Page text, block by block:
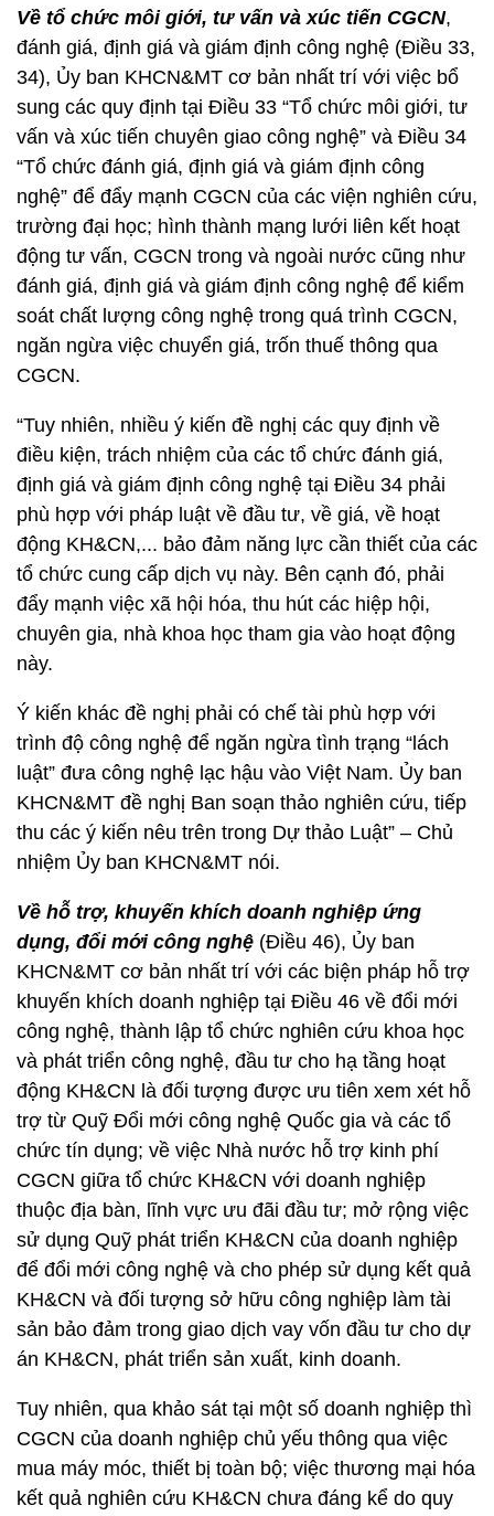
Về tổ chức môi giới, tư vấn và xúc tiến CGCN,
đánh giá, định giá và giám định công nghệ (Điều 33,
34), Ủy ban KHCN&MT cơ bản nhất trí với việc bổ
sung các quy định tại Điều 33 “Tổ chức môi giới, tư
vấn và xúc tiến chuyên giao công nghệ” và Điều 34
“Tổ chức đánh giá, định giá và giám định công
nghệ” để đẩy mạnh CGCN của các viện nghiên cứu,
trường đại học; hình thành mạng lưới liên kết hoạt
động tư vấn, CGCN trong và ngoài nước cũng như
đánh giá, định giá và giám định công nghệ để kiểm
soát chất lượng công nghệ trong quá trình CGCN,
ngăn ngừa việc chuyển giá, trốn thuế thông qua
CGCN.
“Tuy nhiên, nhiều ý kiến đề nghị các quy định về
điều kiện, trách nhiệm của các tổ chức đánh giá,
định giá và giám định công nghệ tại Điều 34 phải
phù hợp với pháp luật về đầu tư, về giá, về hoạt
động KH&CN,... bảo đảm năng lực cần thiết của các
tổ chức cung cấp dịch vụ này. Bên cạnh đó, phải
đẩy mạnh việc xã hội hóa, thu hút các hiệp hội,
chuyên gia, nhà khoa học tham gia vào hoạt động
này.
Ý kiến khác đề nghị phải có chế tài phù hợp với
trình độ công nghệ để ngăn ngừa tình trạng “lách
luật” đưa công nghệ lạc hậu vào Việt Nam. Ủy ban
KHCN&MT đề nghị Ban soạn thảo nghiên cứu, tiếp
thu các ý kiến nêu trên trong Dự thảo Luật” – Chủ
nhiệm Ủy ban KHCN&MT nói.
Về hỗ trợ, khuyến khích doanh nghiệp ứng
dụng, đổi mới công nghệ (Điều 46), Ủy ban
KHCN&MT cơ bản nhất trí với các biện pháp hỗ trợ
khuyến khích doanh nghiệp tại Điều 46 về đổi mới
công nghệ, thành lập tổ chức nghiên cứu khoa học
và phát triển công nghệ, đầu tư cho hạ tầng hoạt
động KH&CN là đối tượng được ưu tiên xem xét hỗ
trợ từ Quỹ Đổi mới công nghệ Quốc gia và các tổ
chức tín dụng; về việc Nhà nước hỗ trợ kinh phí
CGCN giữa tổ chức KH&CN với doanh nghiệp
thuộc địa bàn, lĩnh vực ưu đãi đầu tư; mở rộng việc
sử dụng Quỹ phát triển KH&CN của doanh nghiệp
để đổi mới công nghệ và cho phép sử dụng kết quả
KH&CN và đối tượng sở hữu công nghiệp làm tài
sản bảo đảm trong giao dịch vay vốn đầu tư cho dự
án KH&CN, phát triển sản xuất, kinh doanh.
Tuy nhiên, qua khảo sát tại một số doanh nghiệp thì
CGCN của doanh nghiệp chủ yếu thông qua việc
mua máy móc, thiết bị toàn bộ; việc thương mại hóa
kết quả nghiên cứu KH&CN chưa đáng kể do quy